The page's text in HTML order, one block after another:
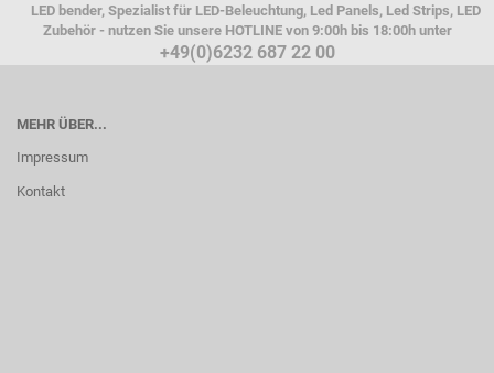
LED bender, Spezialist für LED-Beleuchtung, Led Panels, Led Strips, LED
Zubehör - nutzen Sie unsere HOTLINE von 9:00h bis 18:00h unter
+49(0)6232 687 22 00
MEHR ÜBER...
Impressum
Kontakt